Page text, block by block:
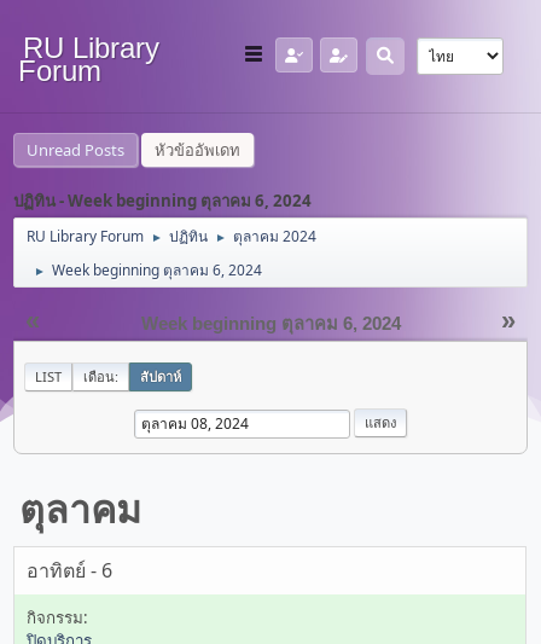
RU Library
Forum
Unread Posts หัวข้ออัพเดท
ปฏิทิน - Week beginning ตุลาคม 6, 2024
RU Library Forum ► ปฏิทิน ► ตุลาคม 2024
► Week beginning ตุลาคม 6, 2024
« »
Week beginning ตุลาคม 6, 2024
LIST เดือน: สัปดาห์
ตุลาคม
อาทิตย์ - 6